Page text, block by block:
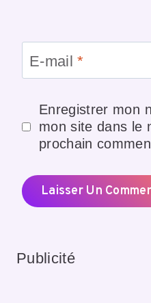
E-mail*
Enregistrer mon
mon site dans le
prochain
Publicité